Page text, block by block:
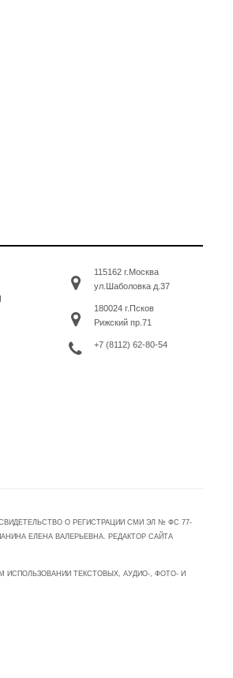
115162 г.Москва
ул.Шаболовка д.37
180024 г.Псков
Рижский пр.71
+7 (8112) 62-80-54
О РЕГИСТРАЦИИ СМИ ЭЛ № ФС 77-
ЕЛЕНА ВАЛЕРЬЕВНА. РЕДАКТОР САЙТА
ТЕКСТОВЫХ, АУДИО-, ФОТО- И